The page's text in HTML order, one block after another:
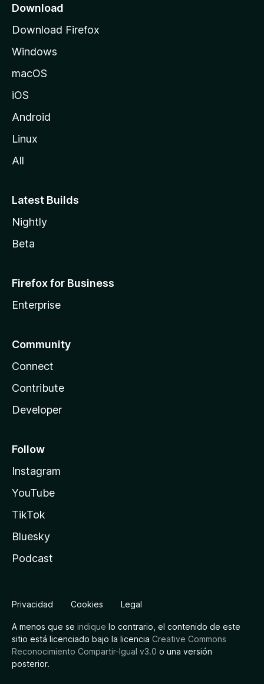
o
e
M
i
l
Download
Download Firefox
Windows
macOS
iOS
Android
Linux
All
Latest Builds
Nightly
Beta
Firefox for Business
Enterprise
Community
Connect
Contribute
Developer
Follow
Instagram
YouTube
TikTok
Bluesky
Podcast
Privacidad Cookies Legal
A menos que se indique lo contrario, el contenido de este
sitio está licenciado bajo la licencia Creative Commons
Reconocimiento Compartir-Igual v3.0 o una versión
posterior.